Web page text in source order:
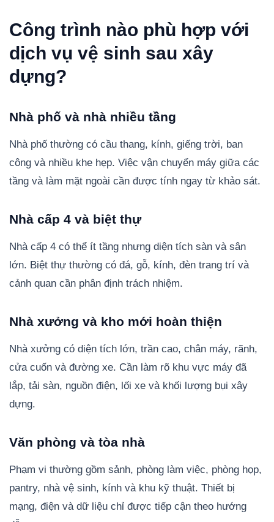
Công trình nào phù hợp với
dịch vụ vệ sinh sau xây
dựng?
Nhà phố và nhà nhiều tầng
Nhà phố thường có cầu thang, kính, giếng trời, ban
công và nhiều khe hẹp. Việc vận chuyển máy giữa các
tầng và làm mặt ngoài cần được tính ngay từ khảo sát.
Nhà cấp 4 và biệt thự
Nhà cấp 4 có thể ít tầng nhưng diện tích sàn và sân
lớn. Biệt thự thường có đá, gỗ, kính, đèn trang trí và
cảnh quan cần phân định trách nhiệm.
Nhà xưởng và kho mới hoàn thiện
Nhà xưởng có diện tích lớn, trần cao, chân máy, rãnh,
cửa cuốn và đường xe. Cần làm rõ khu vực máy đã
lắp, tải sàn, nguồn điện, lối xe và khối lượng bụi xây
dựng.
Văn phòng và tòa nhà
Phạm vi thường gồm sảnh, phòng làm việc, phòng họp,
pantry, nhà vệ sinh, kính và khu kỹ thuật. Thiết bị
mạng, điện và dữ liệu chỉ được tiếp cận theo hướng